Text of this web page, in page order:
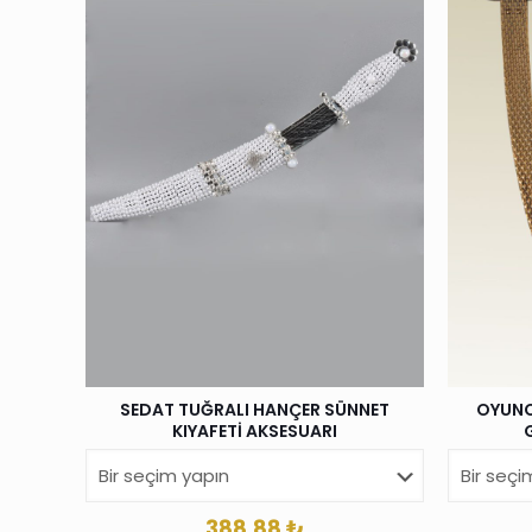
SEDAT TUĞRALI HANÇER SÜNNET
KIYAFETİ AKSESUARI